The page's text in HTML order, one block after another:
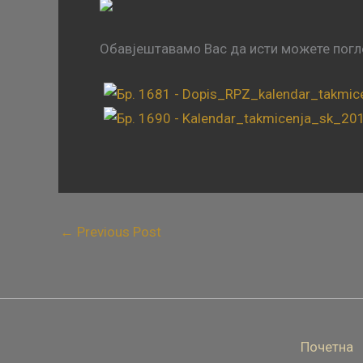
Обавјештавамо Вас да исти можете
← Previous Post
Почетна